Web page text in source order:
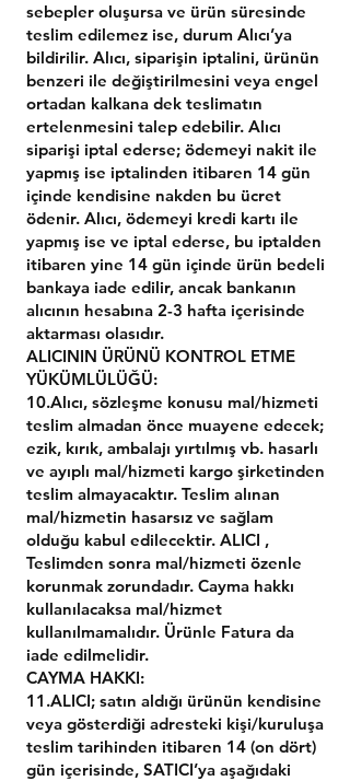
sebepler oluşursa ve ürün süresinde
teslim edilemez ise, durum Alıcı’ya
bildirilir. Alıcı, siparişin iptalini, ürünün
benzeri ile değiştirilmesini veya engel
ortadan kalkana dek teslimatın
ertelenmesini talep edebilir. Alıcı
siparişi iptal ederse; ödemeyi nakit ile
yapmış ise iptalinden itibaren 14 gün
içinde kendisine nakden bu ücret
ödenir. Alıcı, ödemeyi kredi kartı ile
yapmış ise ve iptal ederse, bu iptalden
itibaren yine 14 gün içinde ürün bedeli
bankaya iade edilir, ancak bankanın
alıcının hesabına 2-3 hafta içerisinde
aktarması olasıdır.
ALICININ ÜRÜNÜ KONTROL ETME
YÜKÜMLÜLÜĞÜ:
10.Alıcı, sözleşme konusu mal/hizmeti
teslim almadan önce muayene edecek;
ezik, kırık, ambalajı yırtılmış vb. hasarlı
ve ayıplı mal/hizmeti kargo şirketinden
teslim almayacaktır. Teslim alınan
mal/hizmetin hasarsız ve sağlam
olduğu kabul edilecektir. ALICI ,
Teslimden sonra mal/hizmeti özenle
korunmak zorundadır. Cayma hakkı
kullanılacaksa mal/hizmet
kullanılmamalıdır. Ürünle Fatura da
iade edilmelidir.
CAYMA HAKKI:
11.ALICI; satın aldığı ürünün kendisine
veya gösterdiği adresteki kişi/kuruluşa
teslim tarihinden itibaren 14 (on dört)
gün içerisinde, SATICI’ya aşağıdaki